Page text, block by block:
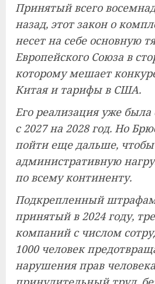
Принятый всего
назад, этот закон о
несет на себе основную
Европейского Союза в
которому мешает
Китая и тарифы в США.
Его реализация уже была
с 2027 на 2028 год. Но
пойти еще дальше, чтобы
административную
по всему континенту.
Подкрепленный
принятый в 2024 году,
компаний с числом
1000 человек
нарушения прав